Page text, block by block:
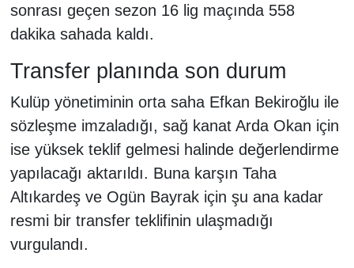
sonrası geçen sezon 16 lig maçında 558
dakika sahada kaldı.
Transfer planında son durum
Kulüp yönetiminin orta saha Efkan Bekiroğlu ile
sözleşme imzaladığı, sağ kanat Arda Okan için
ise yüksek teklif gelmesi halinde değerlendirme
yapılacağı aktarıldı. Buna karşın Taha
Altıkardeş ve Ogün Bayrak için şu ana kadar
resmi bir transfer teklifinin ulaşmadığı
vurgulandı.